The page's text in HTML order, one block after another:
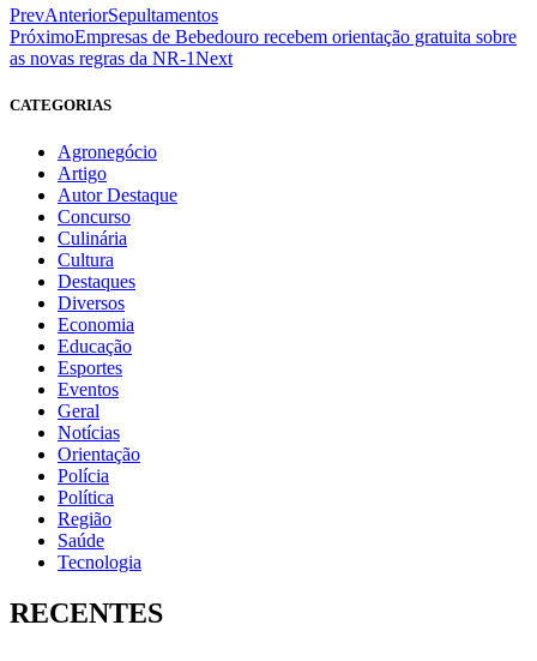
PrevAnteriorSepultamentos
PróximoEmpresas de Bebedouro recebem orientação gratuita sobre
as novas regras da NR-1Next
CATEGORIAS
Agronegócio
Artigo
Autor Destaque
Concurso
Culinária
Cultura
Destaques
Diversos
Economia
Educação
Esportes
Eventos
Geral
Notícias
Orientação
Polícia
Política
Região
Saúde
Tecnologia
RECENTES